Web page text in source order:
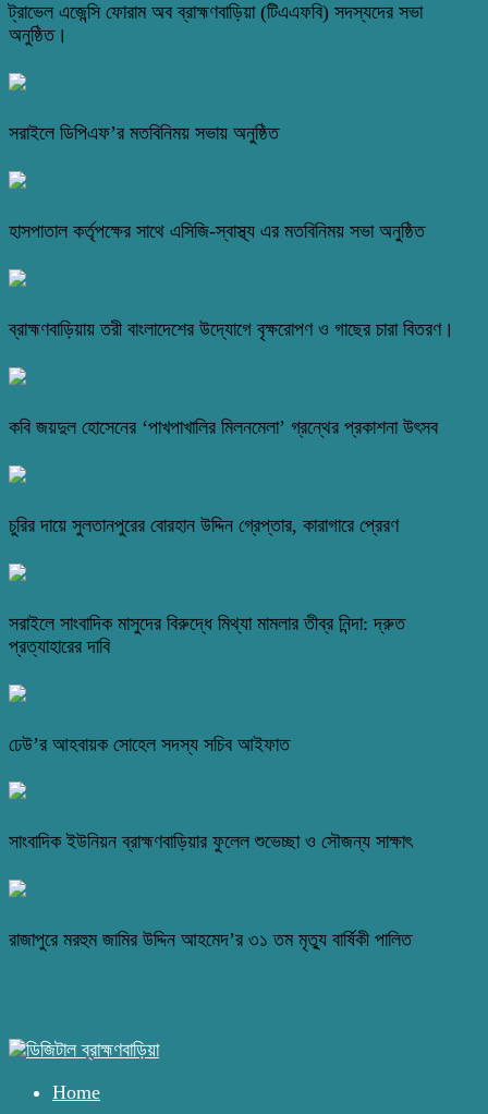
ট্রাভেল এজেন্সি ফোরাম অব ব্রাহ্মণবাড়িয়া (টিএএফবি) সদস্যদের সভা
অনুষ্ঠিত।
সরাইলে ডিপিএফ’র মতবিনিময় সভায় অনুষ্ঠিত
হাসপাতাল কর্তৃপক্ষের সাথে এসিজি-স্বাস্থ্য এর মতবিনিময় সভা অনুষ্ঠিত
ব্রাহ্মণবাড়িয়ায় তরী বাংলাদেশের উদ্যোগে বৃক্ষরোপণ ও গাছের চারা বিতরণ।
কবি জয়দুল হোসেনের ‘পাখপাখালির মিলনমেলা’ গ্রন্থের প্রকাশনা উৎসব
চুরির দায়ে সুলতানপুরের বোরহান উদ্দিন গ্রেপ্তার, কারাগারে প্রেরণ
সরাইলে সাংবাদিক মাসুদের বিরুদ্ধে মিথ্যা মামলার তীব্র নিন্দা: দ্রুত
প্রত্যাহারের দাবি
ঢেউ’র আহবায়ক সোহেল সদস্য সচিব আইফাত
সাংবাদিক ইউনিয়ন ব্রাহ্মণবাড়িয়ার ফুলেল শুভেচ্ছা ও সৌজন্য সাক্ষাৎ
রাজাপুরে মরহুম জামির উদ্দিন আহমেদ’র ৩১ তম মৃত্যু বার্ষিকী পালিত
Home